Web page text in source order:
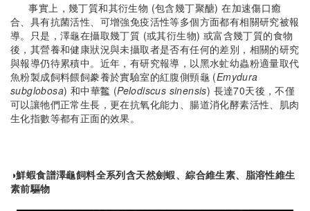
事實上，幾丁質和其衍生物 (包含幾丁聚醣) 在加速傷口癒
合、具有抗菌活性、可增強免疫活性等多個方面都有相關研究被報
導。只是，澤龜在攝取幾丁質 (或其衍生物) 或富含幾丁質的食物
後，其營養和健康狀況與未攝取者是否有任何的差別，相關的研究
與報導仍待累積中。近年，有研究報導，以黑水虻幼蟲粉適量取代
魚粉製成飼料餵飼豢養於實驗室的紅腹側頸龜 (Emydura
subglobosa) 和中華龞 (Pelodiscus sinensis) 長達70天後，不僅
可以讓牠們正常生長，更在抗氧化能力、腸道消化酵素活性、肌肉
生化指數等都有正面的效果。
◑鮮蝦食譜澤龜飼料全系列含天然劍蝦、綜合維生素、脂溶性維生
素前驅物